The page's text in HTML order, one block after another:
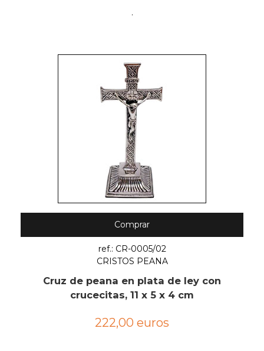
.
Comprar
ref.: CR-0005/02
CRISTOS PEANA
Cruz de peana en plata de ley con
crucecitas, 11 x 5 x 4 cm
222,00 euros